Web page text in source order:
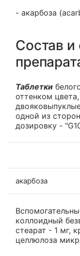
- акарбоза
Состав
Таблетки
оттенком
одной из
дозировку -
акарбоза
коллоидный
стеарат - 1 мг,
целлюлоза